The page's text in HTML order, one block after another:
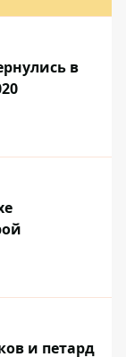
в
и петард